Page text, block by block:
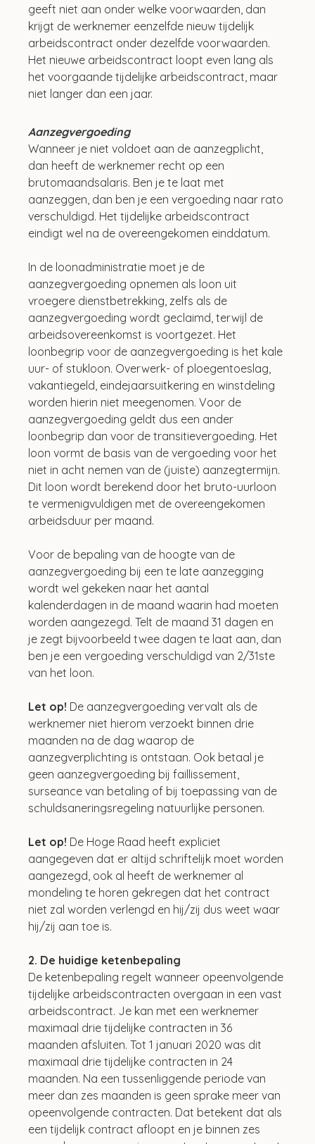
geeft niet aan onder welke voorwaarden, dan
krijgt de werknemer eenzelfde nieuw tijdelijk
arbeidscontract onder dezelfde voorwaarden.
Het nieuwe arbeidscontract loopt even lang als
het voorgaande tijdelijke arbeidscontract, maar
niet langer dan een jaar.
Aanzegvergoeding
Wanneer je niet voldoet aan de aanzegplicht,
dan heeft de werknemer recht op een
brutomaandsalaris. Ben je te laat met
aanzeggen, dan ben je een vergoeding naar rato
verschuldigd. Het tijdelijke arbeidscontract
eindigt wel na de overeengekomen einddatum.
In de loonadministratie moet je de
aanzegvergoeding opnemen als loon uit
vroegere dienstbetrekking, zelfs als de
aanzegvergoeding wordt geclaimd, terwijl de
arbeidsovereenkomst is voortgezet. Het
loonbegrip voor de aanzegvergoeding is het kale
uur- of stukloon. Overwerk- of ploegentoeslag,
vakantiegeld, eindejaarsuitkering en winstdeling
worden hierin niet meegenomen. Voor de
aanzegvergoeding geldt dus een ander
loonbegrip dan voor de transitievergoeding. Het
loon vormt de basis van de vergoeding voor het
niet in acht nemen van de (juiste) aanzegtermijn.
Dit loon wordt berekend door het bruto-uurloon
te vermenigvuldigen met de overeengekomen
arbeidsduur per maand.
Voor de bepaling van de hoogte van de
aanzegvergoeding bij een te late aanzegging
wordt wel gekeken naar het aantal
kalenderdagen in de maand waarin had moeten
worden aangezegd. Telt de maand 31 dagen en
je zegt bijvoorbeeld twee dagen te laat aan, dan
ben je een vergoeding verschuldigd van 2/31ste
van het loon.
Let op! De aanzegvergoeding vervalt als de
werknemer niet hierom verzoekt binnen drie
maanden na de dag waarop de
aanzegverplichting is ontstaan. Ook betaal je
geen aanzegvergoeding bij faillissement,
surseance van betaling of bij toepassing van de
schuldsaneringsregeling natuurlijke personen.
Let op! De Hoge Raad heeft expliciet
aangegeven dat er altijd schriftelijk moet worden
aangezegd, ook al heeft de werknemer al
mondeling te horen gekregen dat het contract
niet zal worden verlengd en hij/zij dus weet waar
hij/zij aan toe is.
2. De huidige ketenbepaling
De ketenbepaling regelt wanneer opeenvolgende
tijdelijke arbeidscontracten overgaan in een vast
arbeidscontract. Je kan met een werknemer
maximaal drie tijdelijke contracten in 36
maanden afsluiten. Tot 1 januari 2020 was dit
maximaal drie tijdelijke contracten in 24
maanden. Na een tussenliggende periode van
meer dan zes maanden is geen sprake meer van
opeenvolgende contracten. Dat betekent dat als
een tijdelijk contract afloopt en je binnen zes